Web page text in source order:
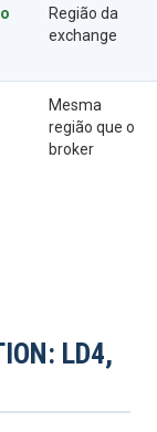
Região da
exchange
Mesma
região que o
broker
LD4,